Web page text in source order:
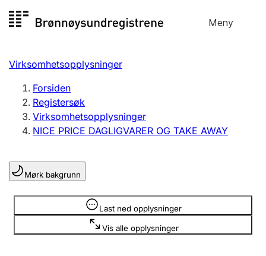
til
Meny
Registersøk
Aksjeselskap
Enkeltpersonforetak
Registrere, endre, slette
Lag og forening
Registrere, endre, slette
Virksomhetsopplysninger
Forsiden
Registersøk
Virksomhetsopplysninger
NICE PRICE DAGLIGVARER OG TAKE AWAY
Mørk bakgrunn
Last ned opplysninger
Vis alle opplysninger
Opplysninger er skjult